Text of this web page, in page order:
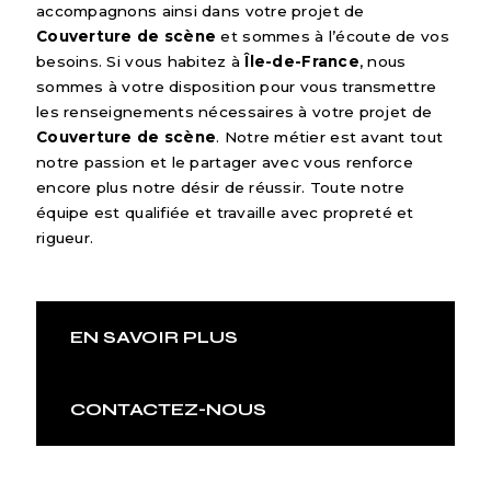
accompagnons ainsi dans votre projet de
Couverture de scène et sommes à l’écoute de vos
besoins. Si vous habitez à Île-de-France, nous
sommes à votre disposition pour vous transmettre
les renseignements nécessaires à votre projet de
Couverture de scène. Notre métier est avant tout
notre passion et le partager avec vous renforce
encore plus notre désir de réussir. Toute notre
équipe est qualifiée et travaille avec propreté et
rigueur.
EN SAVOIR PLUS
CONTACTEZ-NOUS